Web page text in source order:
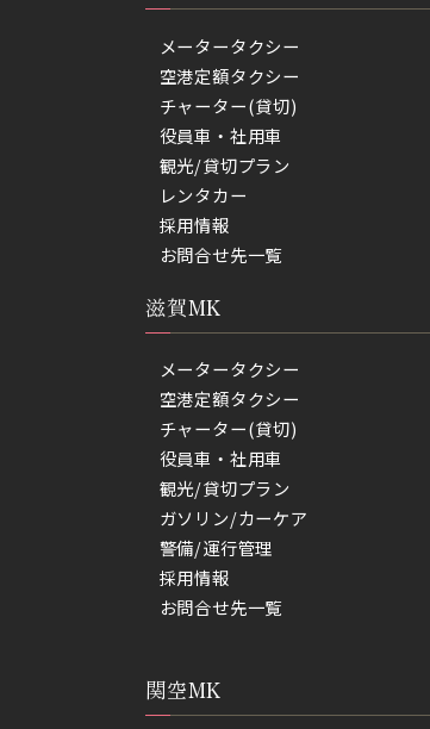
メータータクシー
空港定額タクシー
チャーター(貸切)
役員車・社用車
観光/貸切プラン
レンタカー
採用情報
お問合せ先一覧
滋賀MK
メータータクシー
空港定額タクシー
チャーター(貸切)
役員車・社用車
観光/貸切プラン
ガソリン/カーケア
警備/運行管理
採用情報
お問合せ先一覧
関空MK